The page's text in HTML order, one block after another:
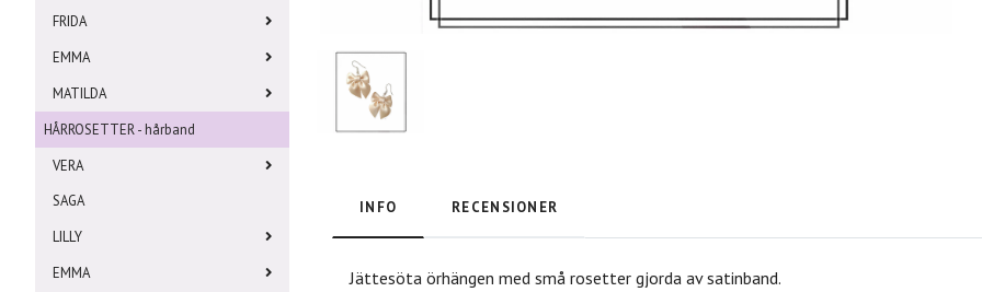
FRIDA
EMMA
MATILDA
HÅRROSETTER - hårband
VERA
SAGA
LILLY
EMMA
INFO RECENSIONER
Jättesöta örhängen med små rosetter gjorda av satinband.